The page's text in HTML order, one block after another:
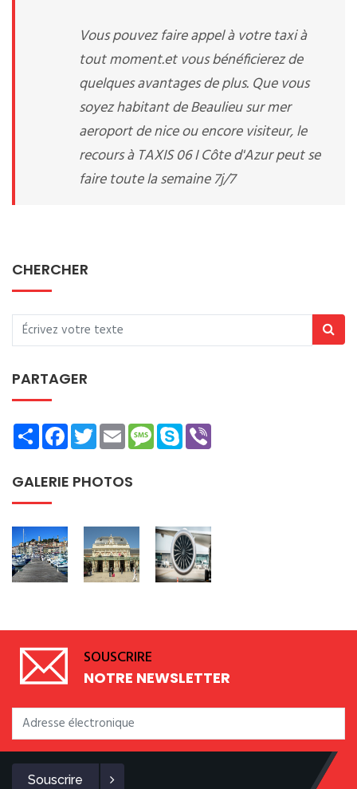
Vous pouvez faire appel à votre taxi à
tout moment.et vous bénéficierez de
quelques avantages de plus. Que vous
soyez habitant de Beaulieu sur mer
aeroport de nice ou encore visiteur, le
recours à TAXIS 06 I Côte d'Azur peut se
faire toute la semaine 7j/7
CHERCHER
PARTAGER
ShareFacebookTwitterEmailMessage
Skype
GALERIE PHOTOS
SOUSCRIRE
NOTRE NEWSLETTER
Souscrire